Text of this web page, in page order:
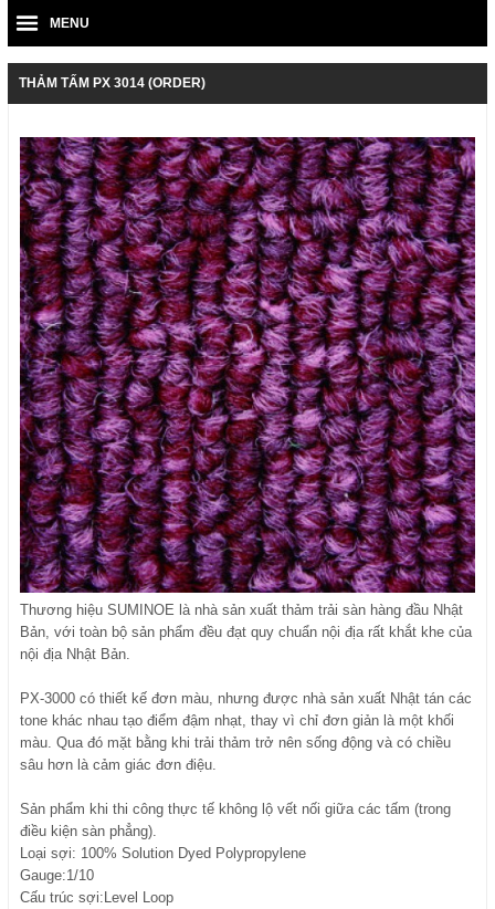
MENU
THẢM TẤM PX 3014 (ORDER)
Thương hiệu SUMINOE là nhà sản xuất thảm trải sàn hàng đầu Nhật
Bản, với toàn bộ sản phẩm đều đạt quy chuẩn nội địa rất khắt khe của
nội địa Nhật Bản.
PX-3000 có thiết kế đơn màu, nhưng được nhà sản xuất Nhật tán các
tone khác nhau tạo điểm đậm nhạt, thay vì chỉ đơn giản là một khối
màu. Qua đó mặt bằng khi trải thảm trở nên sống động và có chiều
sâu hơn là cảm giác đơn điệu.
Sản phẩm khi thi công thực tế không lộ vết nối giữa các tấm (trong
điều kiện sàn phẳng).
Loại sợi: 100% Solution Dyed Polypropylene
Gauge:1/10
Cấu trúc sợi:Level Loop